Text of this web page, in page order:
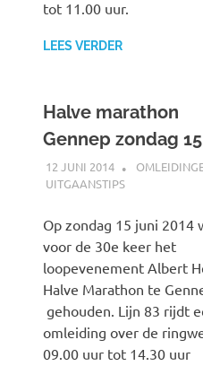
tot 11.00 uur.
LEES VERDER
Halve marathon
Gennep zondag
12 JUNI 2014
UITGAANSTIPS
Op zondag 15 juni 2014
voor de 30e keer het
loopevenement Albert
Halve Marathon te
gehouden. Lijn 83 rijdt
omleiding over de
09.00 uur tot 14.30 uur